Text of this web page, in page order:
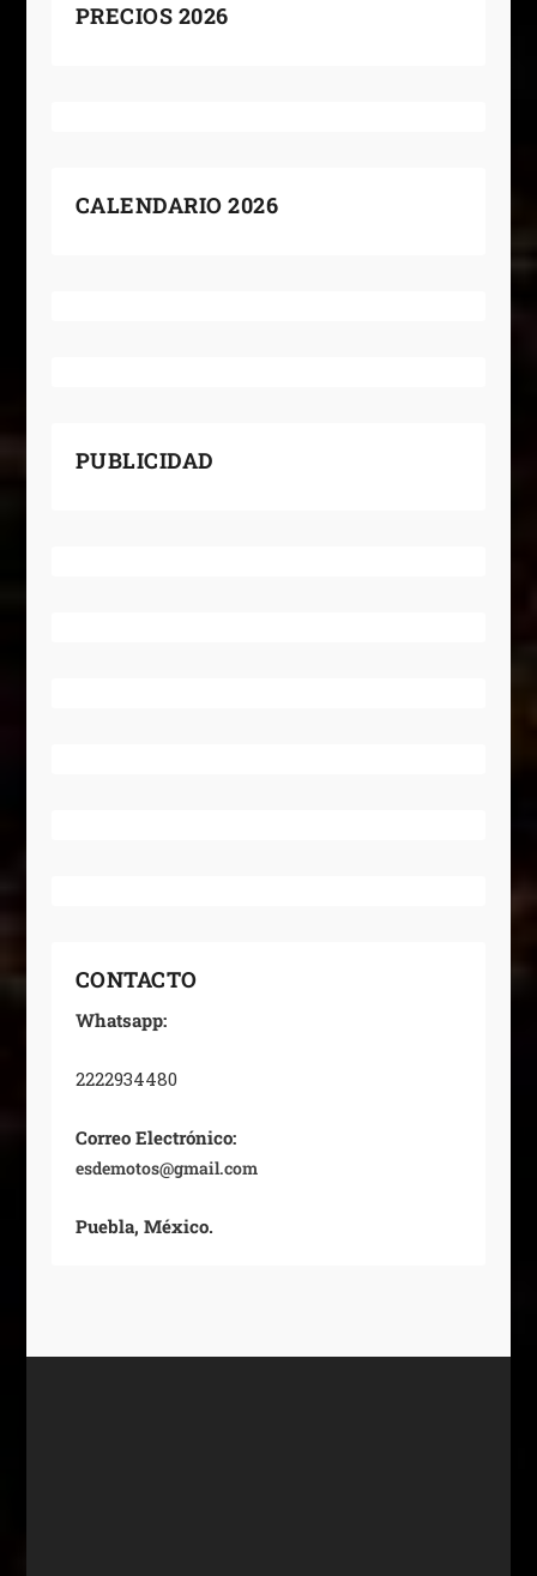
PRECIOS 2026
CALENDARIO 2026
PUBLICIDAD
CONTACTO
Whatsapp:
2222934480
Correo Electrónico:
esdemotos@gmail.com
Puebla, México.